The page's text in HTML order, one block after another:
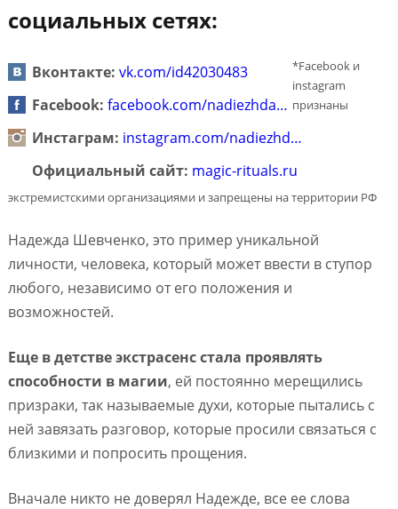
социальных сетях:
Вконтакте: vk.com/id42030483
Facebook: facebook.com/nadiezhda…
Инстаграм: instagram.com/nadiezhd…
Официальный сайт: magic-rituals.ru
*Facebook и
instagram
признаны
экстремистскими организациями и запрещены на территории РФ
Надежда Шевченко, это пример уникальной
личности, человека, который может ввести в ступор
любого, независимо от его положения и
возможностей.
Еще в детстве экстрасенс стала проявлять
способности в магии, ей постоянно мерещились
призраки, так называемые духи, которые пытались с
ней завязать разговор, которые просили связаться с
близкими и попросить прощения.
Вначале никто не доверял Надежде, все ее слова